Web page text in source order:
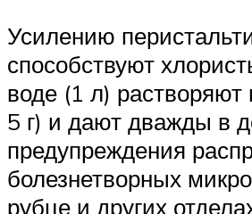
Усилению
способствуют
воде (1 л)
5 г) и дают дважды в
предупреждения
болезнетворных
рубце и других